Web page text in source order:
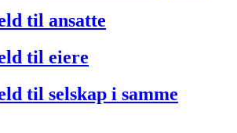
til ansatte
til eiere
til selskap i samme